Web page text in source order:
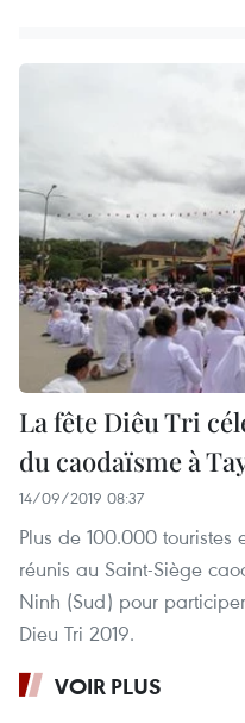
La fête Diêu Tri
du caodaïsme à
14/09/2019 08:37
Plus de 100.000 touristes
réunis au Saint-Siège
Ninh (Sud) pour
Dieu Tri 2019.
VOIR PLUS